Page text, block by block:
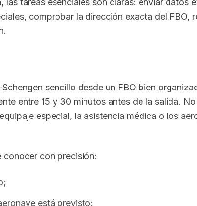
las tareas esenciales son claras: enviar datos
comprobar la dirección exacta del FBO,
sencillo desde un FBO bien
entre 15 y 30 minutos antes de la salida.
especial, la asistencia médica o los
conocer con precisión:
está previsto;